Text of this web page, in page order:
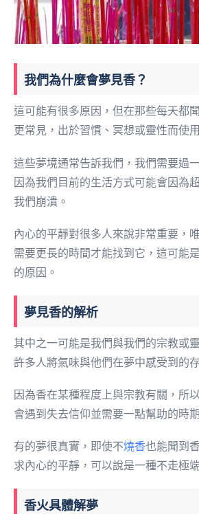
我們為什麼會夢見香？
這可能有很多原因，但在那些每天都
更常見，出於習慣、冥想或靈性而使
這些夢境通常告訴我們，我們需要過
因為我們目前的生活方式可能會因為
我們崩潰。
內心的平靜對很多人來說非常重要，
需要更長的時間才能找到它，這可能
的原因。
夢見香的解析
其中之一可能是我們與我們的宗教或
許多人將氣味與他們在夢中感受到的
因為香在某種程度上與宗教有關，所
會遇到失去信仰並需要一點幫助的時
有的夢很真實，即使不燒香也能聞到
求內心的平靜，可以說是一種不走極
香火具體解夢